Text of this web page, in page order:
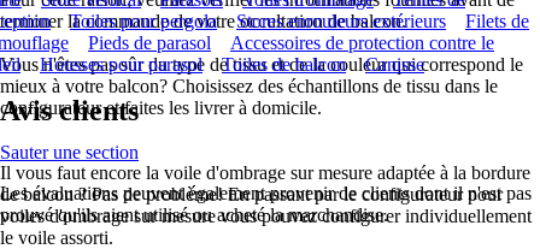
terminer la commande de votre occultation de balcon.
Vous n'êtes pas sûr du type de tissu et de la couleur qui correspond le
mieux à votre balcon? Choisissez des échantillons de tissu dans le
configurateur et faites les livrer à domicile.
Il vous faut encore la voile d'ombrage sur mesure adaptée à la bordure
de balcon ? Pas de problème! En passant par le configurateur pour
voiles d'ombrage sur mesure vous pouvez configurer individuellement
le voile assorti.
Toiles pour pergola Stores enrouleurs extérieurs
Filets de
Pieds de parasol
Accessoires de protection contre le
Housses pour parasol Toiles de balcon Canisse
Avis clients
Sauter une section
Les évaluations peuvent également provenir de clients dont il n'est pas
prouvé qu'ils aient utilisé ou acheté la marchandise.